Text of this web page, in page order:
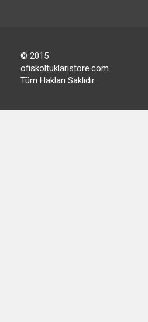
© 2015
ofiskoltuklaristore.com.
Tüm Hakları Saklıdır.